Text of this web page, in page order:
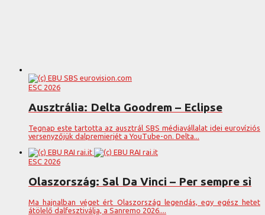
ESC 2026
Ausztrália: Delta Goodrem – Eclipse
Tegnap este tartotta az ausztrál SBS médiavállalat idei eurovíziós
versenyzőjük dalpremierjét a YouTube-on. Delta...
ESC 2026
Olaszország: Sal Da Vinci – Per sempre sì
Ma hajnalban véget ért Olaszország legendás, egy egész hetet
átölelő dalfesztiválja, a Sanremo 2026....